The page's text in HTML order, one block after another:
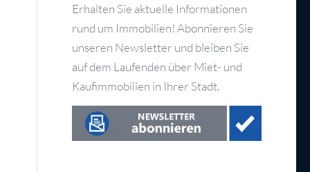
Erhalten Sie aktuelle Informationen
rund um Immobilien! Abonnieren Sie
unseren Newsletter und bleiben Sie
auf dem Laufenden über Miet- und
Kaufimmobilien in Ihrer Stadt.